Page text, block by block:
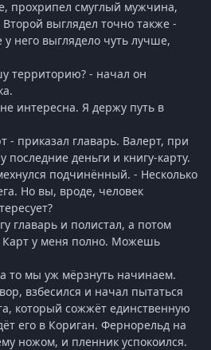
прохрипел смуглый мужчина,
выглядел точно также -
у него выглядело чуть лучше,
территорию? - начал он
интересна. Я держу путь в
приказал главарь. Валерт, при
последние деньги и книгу-карту.
подчинённый. - Несколько
Но вы, вроде, человек
главарь и полистал, а потом
Карт у меня полно. Можешь
то мы уж мёрзнуть начинаем.
взбесился и начал пытаться
который сожжёт единственную
его в Кориган. Фернорельд на
ножом, и пленник успокоился.